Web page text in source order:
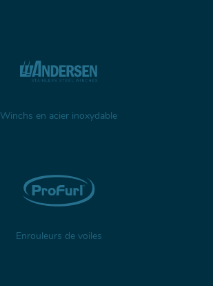
Winchs en acier inoxydable
Enrouleurs de voiles